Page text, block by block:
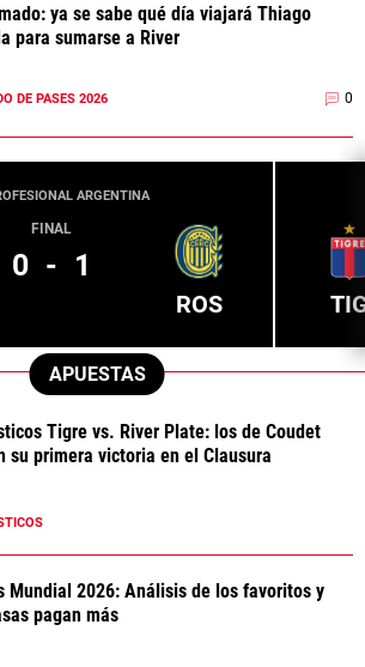
ya se sabe qué día viajará Thiago
para sumarse a River
DE PASES 2026 0
ARGENTINA
FINAL
0 - 1
ROS
APUESTAS
Tigre vs. River Plate: los de Coudet
su primera victoria en el Clausura
Mundial 2026: Análisis de los favoritos y
pagan más